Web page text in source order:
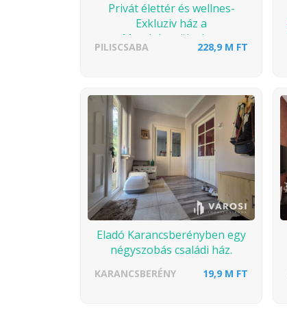
Privát élettér és wellnes-
Exkluziv ház a
Magdolnavölgyben
PILISCSABA 228,9 M FT
Eladó Karancsberényben egy
négyszobás családi ház.
KARANCSBERÉNY 19,9 M FT